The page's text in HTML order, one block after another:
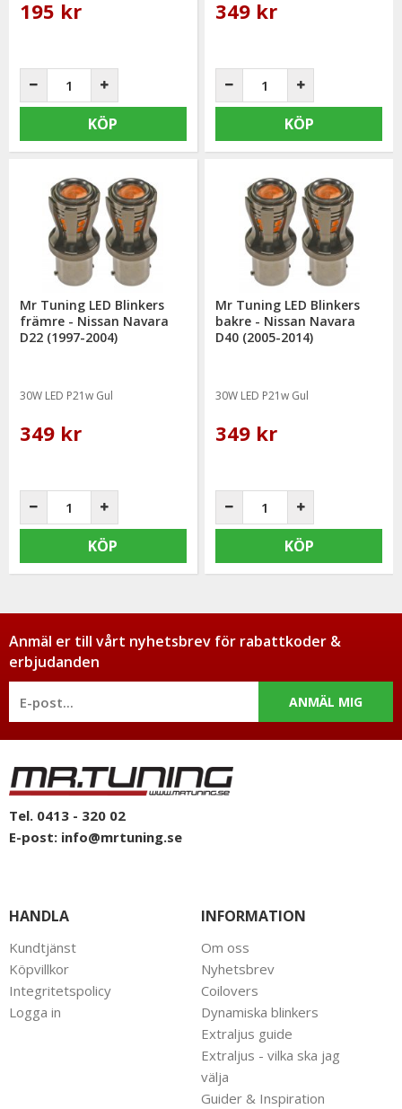
195 kr
KÖP
349 kr
KÖP
Mr Tuning LED Blinkers
främre - Nissan Navara
D22 (1997-2004)
30W LED P21w Gul
349 kr
KÖP
Mr Tuning LED Blinkers
bakre - Nissan Navara
D40 (2005-2014)
30W LED P21w Gul
349 kr
KÖP
Anmäl er till vårt nyhetsbrev för rabattkoder &
erbjudanden
ANMÄL MIG
Tel. 0413 - 320 02
E-post: info@mrtuning.se
HANDLA
Kundtjänst
Köpvillkor
Integritetspolicy
Logga in
INFORMATION
Om oss
Nyhetsbrev
Coilovers
Dynamiska blinkers
Extraljus guide
Extraljus - vilka ska jag
välja
Guider & Inspiration